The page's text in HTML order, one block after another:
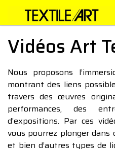
Vidéos Art
Nous proposons
montrant des liens
travers des œuvres
performances, des
d’expositions. Par ces
vous pourrez plonger
et bien d’autres types de